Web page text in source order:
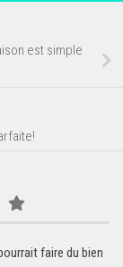
est simple
faire du bien